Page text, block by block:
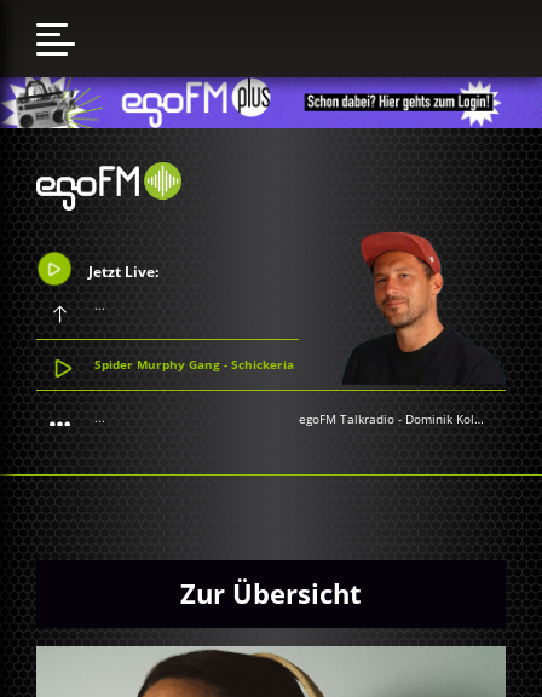
Jetzt Live:
...
Spider Murphy Gang - Schickeria
... egoFM Talkradio - Dominik Kollmann
Zur Übersicht